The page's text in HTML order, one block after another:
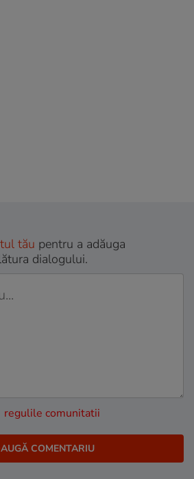
tău pentru a adăuga
dialogului.
regulile comunitatii